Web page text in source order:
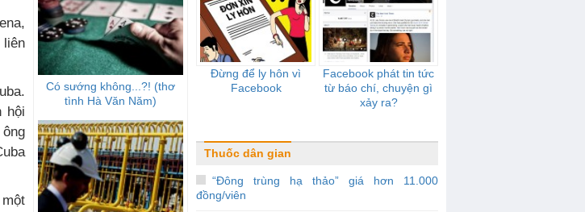
hội
Có sướng không...?! (thơ
tình Hà Văn Năm)
Đừng để ly hôn vì
Facebook
Facebook phát tin tức
từ báo chí, chuyện gì
xảy ra?
Thuốc dân gian
“Đông trùng hạ thảo” giá hơn 11.000
đồng/viên